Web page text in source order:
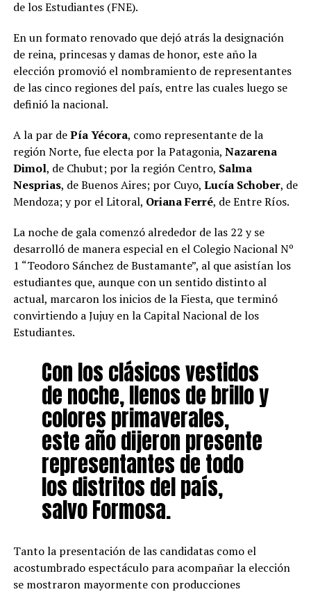
de los Estudiantes (FNE).
En un formato renovado que dejó atrás la designación
de reina, princesas y damas de honor, este año la
elección promovió el nombramiento de representantes
de las cinco regiones del país, entre las cuales luego se
definió la nacional.
A la par dePía Yécora, como representante de la
región Norte, fue electa por la Patagonia, Nazarena
Dimol, de Chubut; por la región Centro, Salma
Nesprias, de Buenos Aires; por Cuyo, Lucía Schober, de
Mendoza; y por el Litoral, Oriana Ferré, de Entre Ríos.
La noche de gala comenzó alrededor de las 22 y se
desarrolló de manera especial en el Colegio Nacional Nº
1 “Teodoro Sánchez de Bustamante”, al que asistían los
estudiantes que, aunque con un sentido distinto al
actual, marcaron los inicios de la Fiesta, que terminó
convirtiendo a Jujuy en la Capital Nacional de los
Estudiantes.
Con los clásicos vestidos
de noche, llenos de brillo y
colores primaverales,
este año dijeron presente
representantes de todo
los distritos del país,
salvo Formosa.
Tanto la presentación de las candidatas como el
acostumbrado espectáculo para acompañar la elección
se mostraron mayormente con producciones